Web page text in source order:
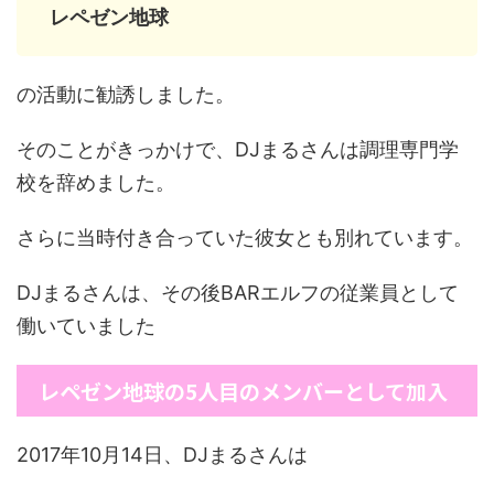
レペゼン地球
の活動に勧誘しました。
そのことがきっかけで、DJまるさんは調理専門学
校を辞めました。
さらに当時付き合っていた彼女とも別れています。
DJまるさんは、その後BARエルフの従業員として
働いていました
レペゼン地球の5人目のメンバーとして加入
2017年10月14日、DJまるさんは